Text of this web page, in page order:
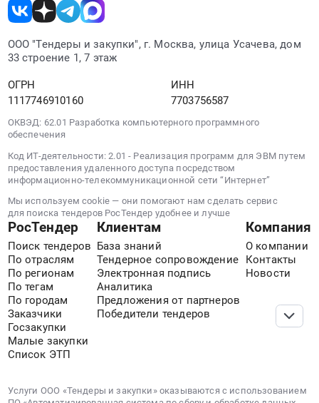
ООО "Тендеры и закупки", г. Москва, улица Усачева, дом
33 строение 1, 7 этаж
ОГРН
1117746910160
ИНН
7703756587
ОКВЭД: 62.01 Разработка компьютерного программного
обеспечения
Код ИТ-деятельности: 2.01 - Реализация программ для ЭВМ путем
предоставления удаленного доступа посредством
информационно-телекоммуникационной сети “Интернет”
Мы используем cookie — они помогают нам сделать сервис
для поиска тендеров РосТендер удобнее и лучше
РосТендер
Поиск тендеров
По отраслям
По регионам
По тегам
По городам
Заказчики
Госзакупки
Малые закупки
Список ЭТП
Клиентам
База знаний
Тендерное сопровождение
Электронная подпись
Аналитика
Предложения от партнеров
Победители тендеров
Компания
О компании
Контакты
Новости
Услуги ООО «Тендеры и закупки» оказываются с использованием